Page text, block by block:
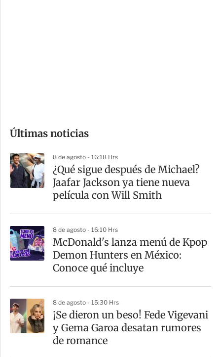
m
a
r
t
Últimas noticias
8 de agosto - 16:18 Hrs
¿Qué sigue después de Michael?
Jaafar Jackson ya tiene nueva
película con Will Smith
8 de agosto - 16:10 Hrs
McDonald's lanza menú de Kpop
Demon Hunters en México:
Conoce qué incluye
8 de agosto - 15:30 Hrs
¡Se dieron un beso! Fede Vigevani
y Gema Garoa desatan rumores
de romance